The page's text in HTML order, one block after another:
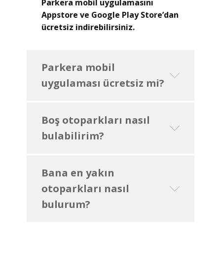
Parkera mobil uygulamasını
Appstore ve Google Play Store’dan
ücretsiz indirebilirsiniz.
Parkera mobil
uygulaması ücretsiz mi?
Boş otoparkları nasıl
bulabilirim?
Bana en yakın
otoparkları nasıl
bulurum?